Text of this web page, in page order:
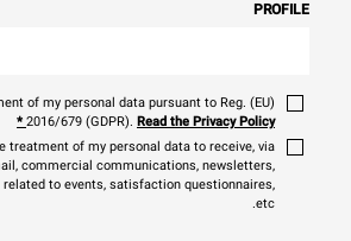
PROFILE
of my personal data pursuant to Reg. (EU)
2016/679 (GDPR). Read the Privacy Policy
*
treatment of my personal data to receive, via
commercial communications, newsletters,
to events, satisfaction questionnaires,
etc.